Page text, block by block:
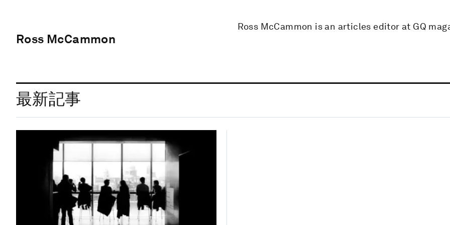
Ross McCammon
Ross McCammon is an articles editor at GQ
最新記事